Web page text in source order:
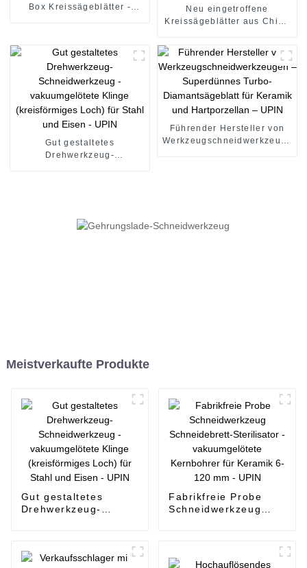
Box Kreissägeblätter -
Neu eingetroffene
Kreissägeblätter aus China
Diamantsägeblatt für Wand
und Nut - UPIN
Gut gestaltetes
Drehwerkzeug-
Führender Hersteller von
Werkzeugschneidwerkzeugen
Meistverkaufte Produkte
Gut gestaltetes
Drehwerkzeug-
Klinge (kreisförmiges
Loch) für Stahl und
Fabrikfreie Probe
Schneidwerkzeug
Kernbohrer für